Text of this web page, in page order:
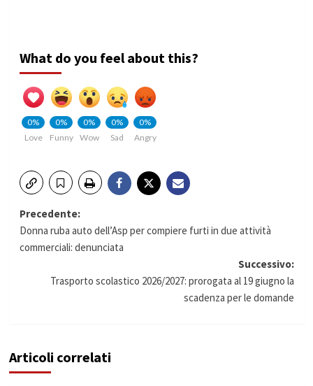
What do you feel about this?
0%
Love
0%
Funny
0%
Wow
0%
Sad
0%
Angry
Navigazione
articolo
Precedente:
Donna ruba auto dell’Asp per compiere furti in due attività
commerciali: denunciata
Successivo:
Trasporto scolastico 2026/2027: prorogata al 19 giugno la
scadenza per le domande
Articoli correlati